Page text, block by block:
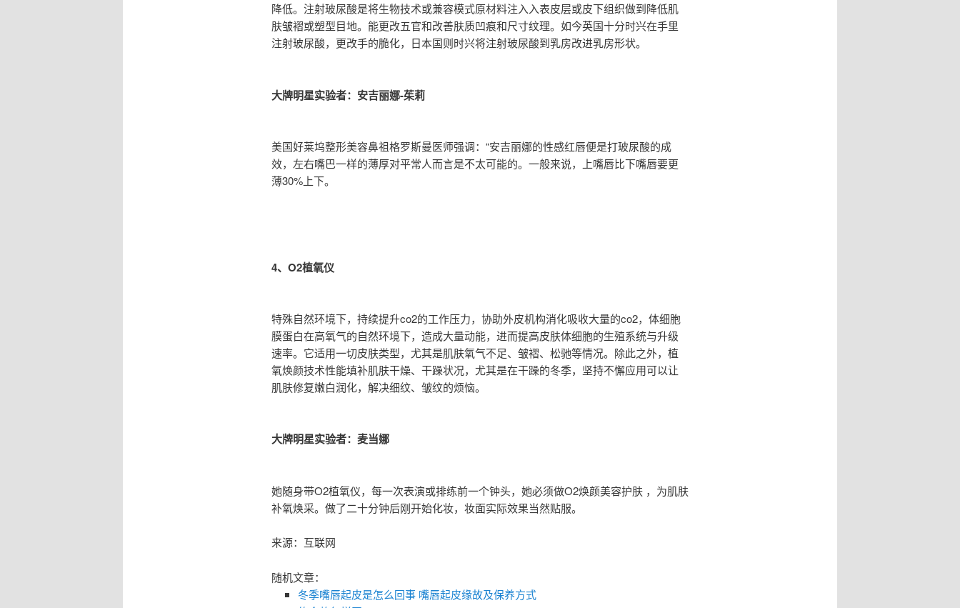
降低。注射玻尿酸是将生物技术或兼容模式原材料注入入表皮层或皮下组织做到降低肌
肤皱褶或塑型目地。能更改五官和改善肤质凹痕和尺寸纹理。如今英国十分时兴在手里
注射玻尿酸，更改手的脆化，日本国则时兴将注射玻尿酸到乳房改进乳房形状。
大牌明星实验者：安吉丽娜-茱莉
美国好莱坞整形美容鼻祖格罗斯曼医师强调：“安吉丽娜的性感红唇便是打玻尿酸的成
效，左右嘴巴一样的薄厚对平常人而言是不太可能的。一般来说，上嘴唇比下嘴唇要更
薄30%上下。
4、O2植氧仪
特殊自然环境下，持续提升co2的工作压力，协助外皮机构消化吸收大量的co2，体细胞
膜蛋白在高氧气的自然环境下，造成大量动能，进而提高皮肤体细胞的生殖系统与升级
速率。它适用一切皮肤类型，尤其是肌肤氧气不足、皱褶、松驰等情况。除此之外，植
氧焕颜技术性能填补肌肤干燥、干躁状况，尤其是在干躁的冬季，坚持不懈应用可以让
肌肤修复嫩白润化，解决细纹、皱纹的烦恼。
大牌明星实验者：麦当娜
她随身带O2植氧仪，每一次表演或排练前一个钟头，她必须做O2焕颜美容护肤 ，为肌肤
补氧焕采。做了二十分钟后刚开始化妆，妆面实际效果当然贴服。
来源：互联网
随机文章：
冬季嘴唇起皮是怎么回事 嘴唇起皮缘故及保养方式